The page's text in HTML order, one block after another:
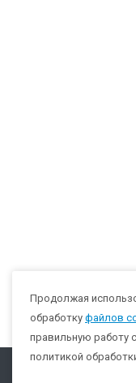
Продолжая
обработку файлов
правильную работу
политикой